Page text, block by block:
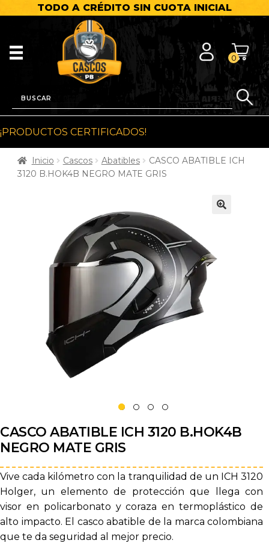
TODO A CRÉDITO SIN CUOTA INICIAL
0
¡PRODUCTOS CERTIFICADOS!
Inicio Cascos Abatibles
CASCO ABATIBLE ICH
3120 B.HOK4B NEGRO MATE GRIS
CASCO ABATIBLE ICH 3120 B.HOK4B
NEGRO MATE GRIS
Vive cada kilómetro con la tranquilidad de un ICH 3120
Holger, un elemento de protección que llega con
visor en policarbonato y coraza en termoplástico de
alto impacto. El casco abatible de la marca colombiana
que te da seguridad al mejor precio.